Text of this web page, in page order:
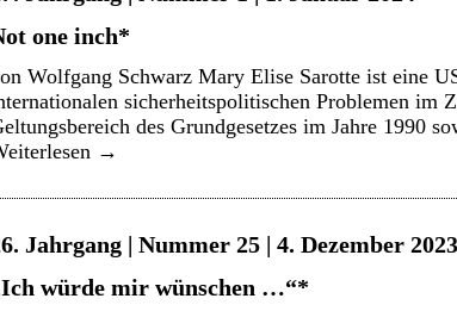
one inch*
Wolfgang Schwarz Mary Elise Sarotte ist eine
sicherheitspolitischen Problemen im
des Grundgesetzes im Jahre 1990
→
Jahrgang | Nummer 25 | 4. Dezember 2023
würde mir wünschen …“*